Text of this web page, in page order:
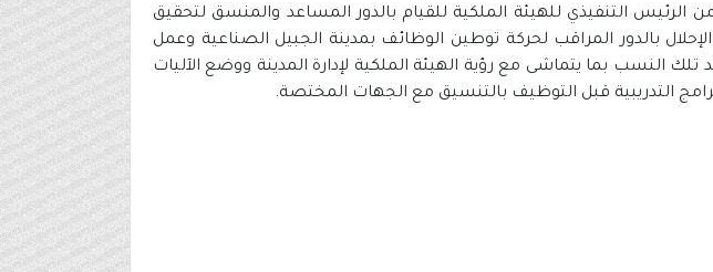
الرئيس التنفيذي للهيئة الملكية للقيام بالدور المساعد والمنسق لتحقيق
بالدور المراقب لحركة توطين الوظائف بمدينة الجبيل الصناعية وعمل
النسب بما يتماشى مع رؤية الهيئة الملكية لإدارة المدينة ووضع الآليات
التدريبية قبل التوظيف بالتنسيق مع الجهات المختصة.